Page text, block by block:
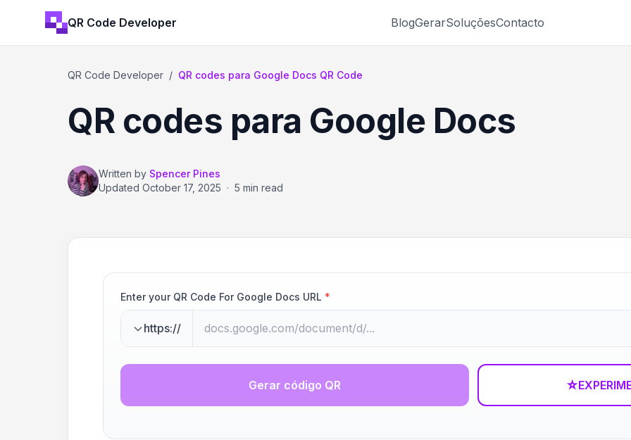
QR Code Developer BlogGerarSoluçõesContacto
QR Code Developer / QR codes para Google Docs QR Code
QR codes para Google Docs
Written by Spencer Pines
Updated October 17, 2025 · 5 min read
Enter your QR Code For Google Docs URL *
https://
Gerar código QR ☆